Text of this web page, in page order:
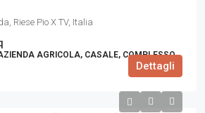
Riese Pio X TV, Italia
AGRICOLA, CASALE, COMPLESSO
Dettagli